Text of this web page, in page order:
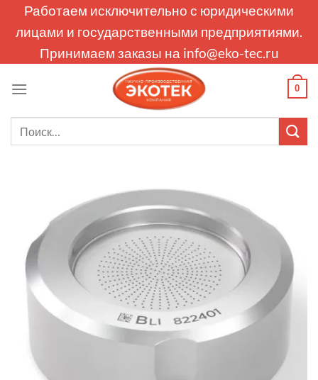
Работаем исключительно с юридическими
лицами и государственными предприятиями.
Принимаем заказы на info@eko-tec.ru
0